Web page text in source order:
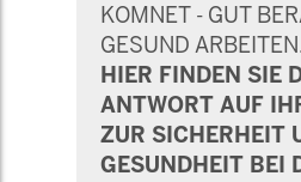
KOMNET - GUT
GESUND
HIER FINDEN SIE
ANTWORT AUF
ZUR SICHERHEIT
GESUNDHEIT BEI